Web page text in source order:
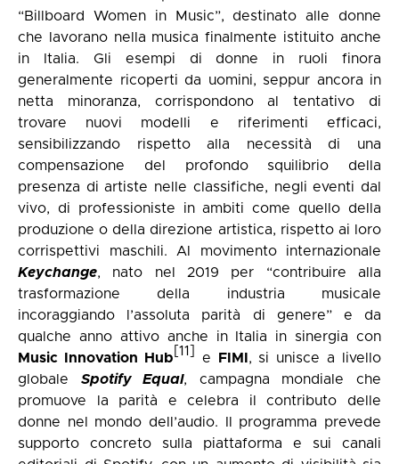
“Billboard Women in Music”, destinato alle donne
che lavorano nella musica finalmente istituito anche
in Italia. Gli esempi di donne in ruoli finora
generalmente ricoperti da uomini, seppur ancora in
netta minoranza, corrispondono al tentativo di
trovare nuovi modelli e riferimenti efficaci,
sensibilizzando rispetto alla necessità di una
compensazione del profondo squilibrio della
presenza di artiste nelle classifiche, negli eventi dal
vivo, di professioniste in ambiti come quello della
produzione o della direzione artistica, rispetto ai loro
corrispettivi maschili. Al movimento internazionale
Keychange, nato nel 2019 per “contribuire alla
trasformazione della industria musicale
incoraggiando l’assoluta parità di genere” e da
qualche anno attivo anche in Italia in sinergia con
Music Innovation Hub [11] e FIMI , si unisce a livello
globale Spotify Equal, campagna mondiale che
promuove la parità e celebra il contributo delle
donne nel mondo dell’audio. Il programma prevede
supporto concreto sulla piattaforma e sui canali